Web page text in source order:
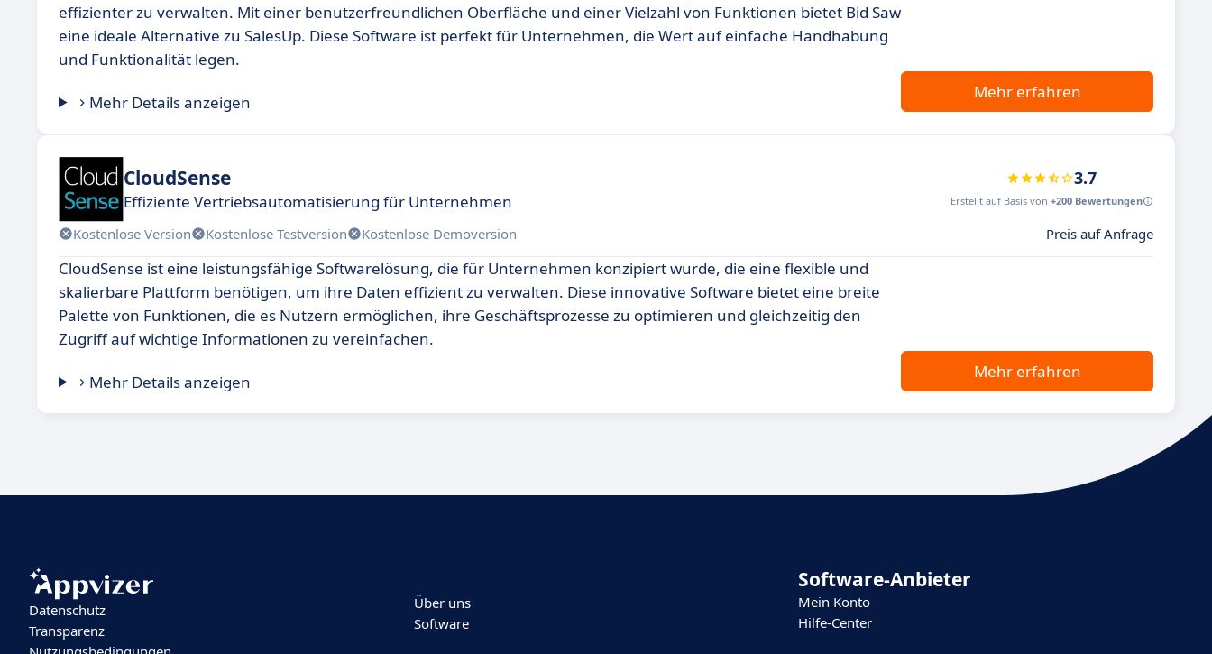
effizienter zu verwalten. Mit einer benutzerfreundlichen Oberfläche und einer Vielzahl von Funktionen bietet Bid Saw
eine ideale Alternative zu SalesUp. Diese Software ist perfekt für Unternehmen, die Wert auf einfache Handhabung
und Funktionalität legen.
Mehr Details anzeigen
Mehr erfahren
CloudSense
Effiziente Vertriebsautomatisierung für Unternehmen
3.7
Erstellt auf Basis von +200 Bewertungen
Kostenlose Version Kostenlose Testversion Kostenlose Demoversion Preis auf Anfrage
CloudSense ist eine leistungsfähige Softwarelösung, die für Unternehmen konzipiert wurde, die eine flexible und
skalierbare Plattform benötigen, um ihre Daten effizient zu verwalten. Diese innovative Software bietet eine breite
Palette von Funktionen, die es Nutzern ermöglichen, ihre Geschäftsprozesse zu optimieren und gleichzeitig den
Zugriff auf wichtige Informationen zu vereinfachen.
Mehr Details anzeigen
Mehr erfahren
Datenschutz
Transparenz
Über uns
Software
Software-Anbieter
Mein Konto
Hilfe-Center